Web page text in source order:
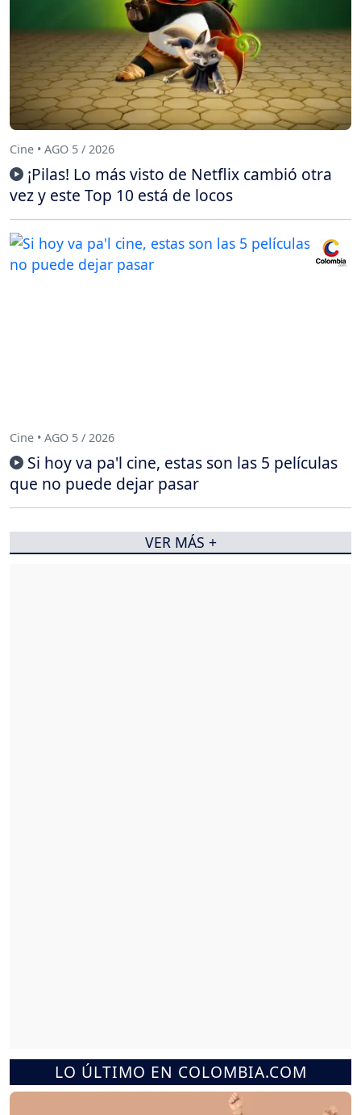
LO ÚLTIMO EN COLOMBIA.COM
Cine • AGO 5 / 2026
¡Pilas! Lo más visto de Netflix cambió otra
vez y este Top 10 está de locos
Cine • AGO 5 / 2026
Si hoy va pa'l cine, estas son las 5 películas
que no puede dejar pasar
VER MÁS +